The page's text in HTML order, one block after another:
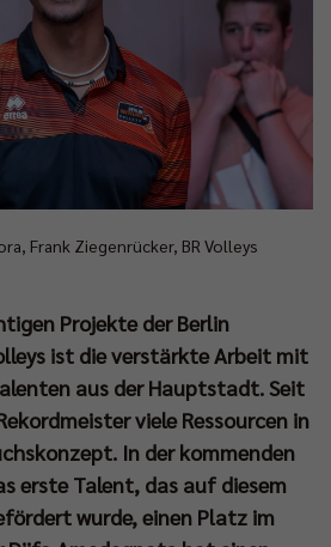
Frank Ziegenrücker, BR Volleys
Projekte der Berlin
ist die verstärkte Arbeit mit
aus der Hauptstadt. Seit
viele Ressourcen in
In der kommenden
erste Talent, das auf diesem
wurde, einen Platz im